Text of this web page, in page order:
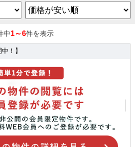
中1～6件を表示
！】